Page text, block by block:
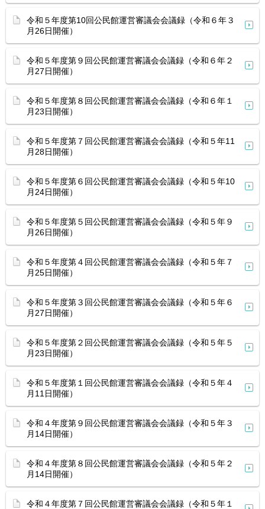
令和５年度第10回公民館運営審議会会議録（令和６年３
月26日開催）
令和５年度第９回公民館運営審議会会議録（令和６年２
月27日開催）
令和５年度第８回公民館運営審議会会議録（令和６年１
月23日開催）
令和５年度第７回公民館運営審議会会議録（令和５年11
月28日開催）
令和５年度第６回公民館運営審議会会議録（令和５年10
月24日開催）
令和５年度第５回公民館運営審議会会議録（令和５年９
月26日開催）
令和５年度第４回公民館運営審議会会議録（令和５年７
月25日開催）
令和５年度第３回公民館運営審議会会議録（令和５年６
月27日開催）
令和５年度第２回公民館運営審議会会議録（令和５年５
月23日開催）
令和５年度第１回公民館運営審議会会議録（令和５年４
月11日開催）
令和４年度第９回公民館運営審議会会議録（令和５年３
月14日開催）
令和４年度第８回公民館運営審議会会議録（令和５年２
月14日開催）
令和４年度第７回公民館運営審議会会議録（令和５年１